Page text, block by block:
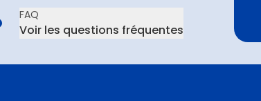
FAQ
Voir les questions fréquentes